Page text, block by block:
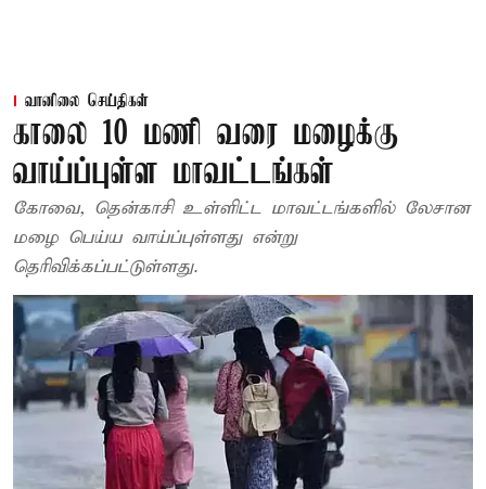
வானிலை செய்திகள்
காலை 10 மணி வரை மழைக்கு
வாய்ப்புள்ள மாவட்டங்கள்
கோவை, தென்காசி உள்ளிட்ட மாவட்டங்களில் லேசான
மழை பெய்ய வாய்ப்புள்ளது என்று
தெரிவிக்கப்பட்டுள்ளது.